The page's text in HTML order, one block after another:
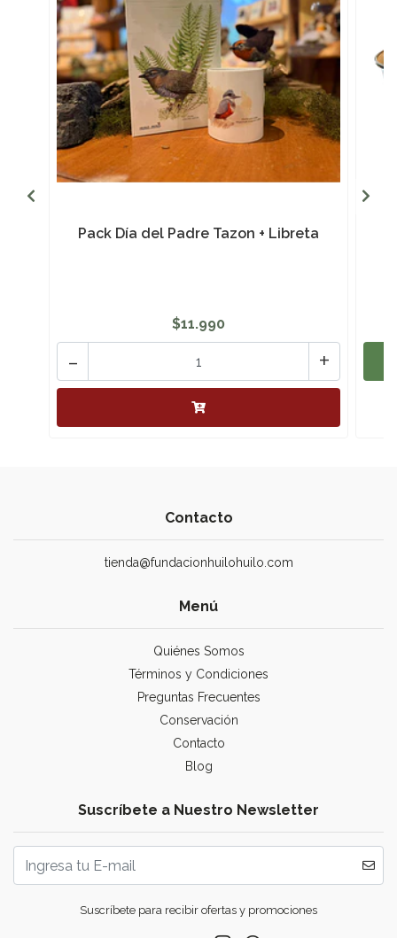
Pack Día del Padre Tazon + Libreta
$11.990
+
-
Contacto
tienda@fundacionhuilohuilo.com
Menú
Quiénes Somos
Términos y Condiciones
Preguntas Frecuentes
Conservación
Contacto
Blog
Suscríbete a Nuestro Newsletter
Suscríbete para recibir ofertas y promociones